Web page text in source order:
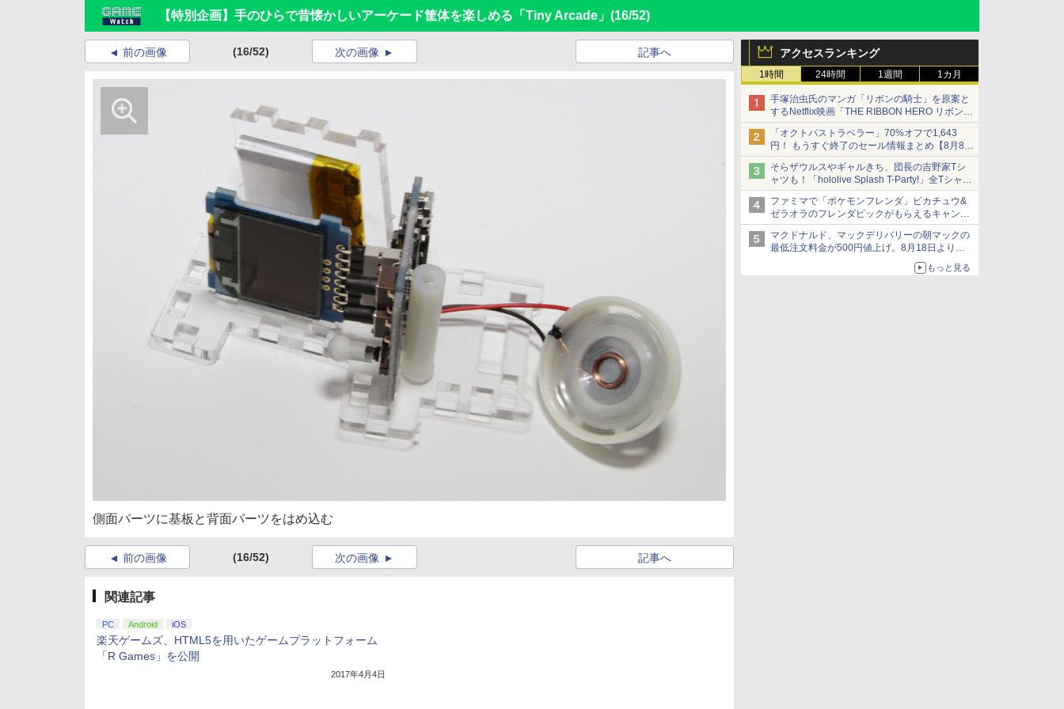
【特別企画】手のひらで昔懐かしいアーケード筐体を楽しめる「Tiny Arcade」 (16/52)
アクセスランキング
1時間 24時間 1週間 1カ月
手塚治虫氏のマンガ「リボンの騎士」を原案と
するNetflix映画「THE RIBBON HERO リボンヒ
ーロー」本日配信開始
「オクトパストラベラー」70%オフで1,643
円！ もうすぐ終了のセール情報まとめ【8月8日
更新】
ニンテンドーeショップでは「大神 絶景版」が
67%オフで990円
そらザウルスやギャルきち、団長の吉野家Tシ
ャツも！「hololive Splash T-Party!」全Tシャツ
ラインナップ公開＆オンライン販売開始
ファミマで「ポケモンフレンダ」ピカチュウ&
ゼラオラのフレンダピックがもらえるキャンペ
ーン開催！
マクドナルド、マックデリバリーの朝マックの
最低注文料金が500円値上げ。8月18日より
もっと見る
前の画像 (16/52) 記事へ
次の画像
側面パーツに基板と背面パーツをはめ込む
前の画像 (16/52) 記事へ
次の画像
関連記事
PC Android iOS
楽天ゲームズ、HTML5を用いたゲームプラットフォーム
「R Games」を公開
2017年4月4日